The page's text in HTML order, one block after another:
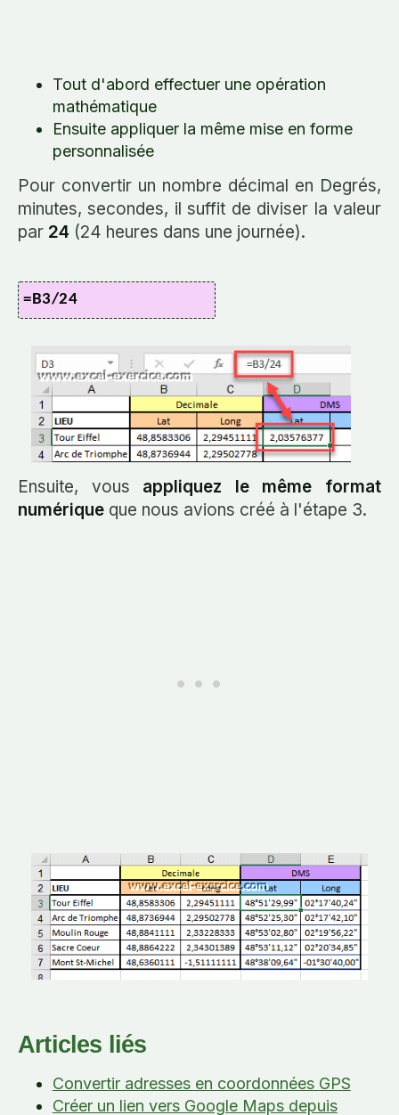
Tout d'abord effectuer une opération
mathématique
Ensuite appliquer la même mise en forme
personnalisée
Pour convertir un nombre décimal en Degrés,
minutes, secondes, il suffit de diviser la valeur
par 24 (24 heures dans une journée).
=B3/24
Ensuite, vous appliquez le même format
numérique que nous avions créé à l'étape 3.
Articles liés
Convertir adresses en coordonnées GPS
Créer un lien vers Google Maps depuis